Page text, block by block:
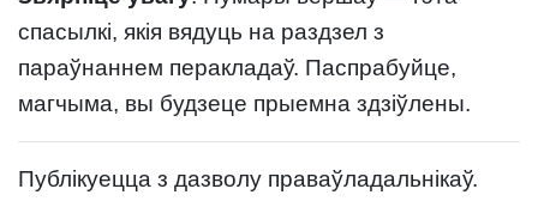
спасылкі, якія вядуць на раздзел з
параўнаннем перакладаў. Паспрабуйце,
магчыма, вы будзеце прыемна здзіўлены.
Публікуецца з дазволу праваўладальнікаў.